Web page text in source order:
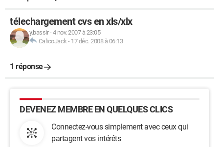
télechargement cvs en xls/xlx
y.bassir-4 nov. 2007 à 23:05
CalicoJack - 17 déc. 2008 à 06:13
1 réponse
DEVENEZ MEMBRE EN QUELQUES CLICS
Connectez-vous simplement avec ceux qui
partagent vos intérêts